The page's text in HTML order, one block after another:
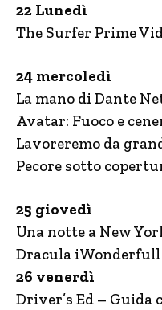
22 Lunedì
The Surfer Prime
24 mercoledì
La mano di Dante
Avatar: Fuoco e
Lavoreremo da
Pecore sotto
25 giovedì
Una notte a New
Dracula iWonderfull
26 venerdì
Driver’s Ed – Guida